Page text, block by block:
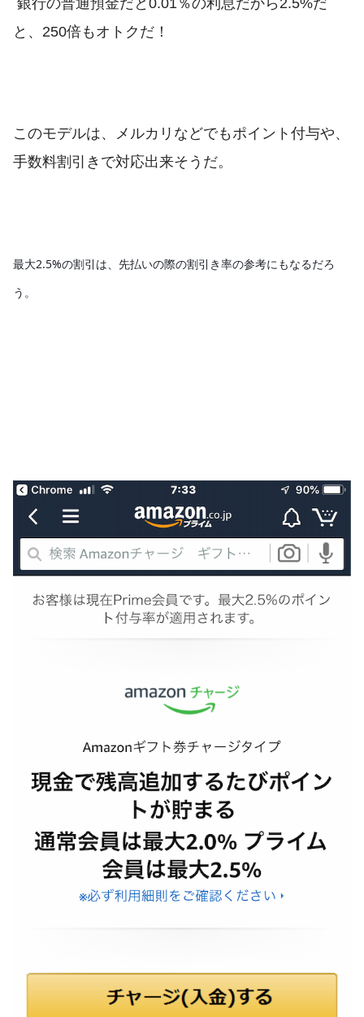
と、250倍もオトクだ！
このモデルは、メルカリなどでもポイント付与や、
手数料割引きで対応出来そうだ。
最大2.5%の割引は、先払いの際の割引き率の参考にもなるだろ
う。